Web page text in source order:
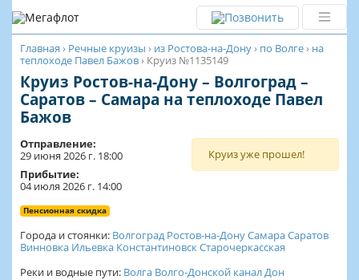
Главная › Речные круизы › из Ростова-на-Дону› по Волге› на
теплоходе Павел Бажов› Круиз №1135149
Круиз Ростов-на-Дону – Волгоград –
Саратов – Самара на теплоходе Павел
Бажов
Отправление:
29 июня 2026 г. 18:00
Прибытие:
04 июля 2026 г. 14:00
Пенсионная скидка
Круиз уже прошел!
Города и стоянки: Волгоград Ростов-на-ДонуСамараСаратов
Винновка Ильевка КонстантиновскСтарочеркасская
Реки и водные пути: Волга Волго-Донской каналДон